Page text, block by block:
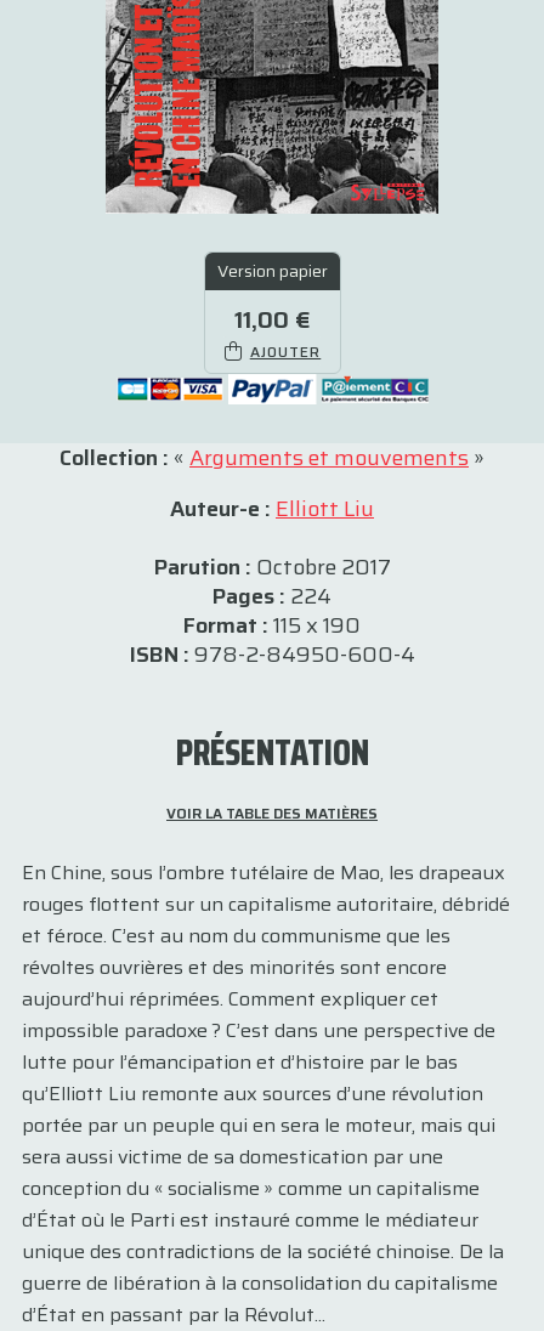
Version papier
11,00 €
AJOUTER
Collection : « Arguments et mouvements»
Auteur-e :Elliott Liu
Parution : Octobre 2017
Pages : 224
Format :115 x 190
ISBN :978-2-84950-600-4
PRÉSENTATION
VOIR LA TABLE DES MATIÈRES
En Chine, sous l’ombre tutélaire de Mao, les drapeaux
rouges flottent sur un capitalisme autoritaire, débridé
et féroce. C’est au nom du communisme que les
révoltes ouvrières et des minorités sont encore
aujourd’hui réprimées. Comment expliquer cet
impossible paradoxe ? C’est dans une perspective de
lutte pour l’émancipation et d’histoire par le bas
qu’Elliott Liu remonte aux sources d’une révolution
portée par un peuple qui en sera le moteur, mais qui
sera aussi victime de sa domestication par une
conception du « socialisme » comme un capitalisme
d’État où le Parti est instauré comme le médiateur
unique des contradictions de la société chinoise. De la
guerre de libération à la consolidation du capitalisme
d’État en passant par la Révolut...